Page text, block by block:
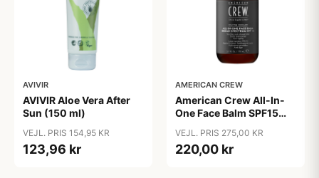
AVIVIR
AVIVIR Aloe Vera After
Sun (150 ml)
VEJL. PRIS 154,95 KR
123,96 kr
AMERICAN CREW
American Crew All-In-
One Face Balm SPF15
VEJL. PRIS 275,00 KR
220,00 kr